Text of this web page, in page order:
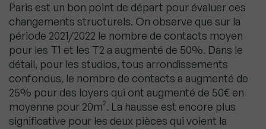
Paris est un bon point de départ pour évaluer ces
changements structurels. On observe que sur la
période 2021/2022 le nombre de contacts moyen
pour les T1 et les T2 a augmenté de 50%. Dans le
détail, pour les studios, tous arrondissements
confondus, le nombre de contacts a augmenté de
25% pour des loyers qui ont augmenté de 50€ en
moyenne pour 20m². La hausse est encore plus
significative pour les deux pièces qui voient la